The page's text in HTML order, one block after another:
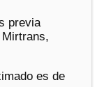
previa
es de